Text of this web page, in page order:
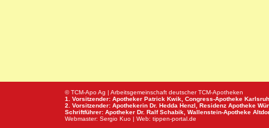
© TCM-Apo Ag | Arbeitsgemeinschaft deutscher TCM-Apotheken
1. Vorsitzender: Apotheker Patrick Kwik, Congress-Apotheke
2. Vorsitzender: Apothekerin Dr. Hedda Henzl, Residenz Apotheke
Schriftführer: Apotheker Dr. Ralf Schabik, Wallenstein-Apotheke
Webmaster: Sergio Kuo | Web: tippen-portal.de